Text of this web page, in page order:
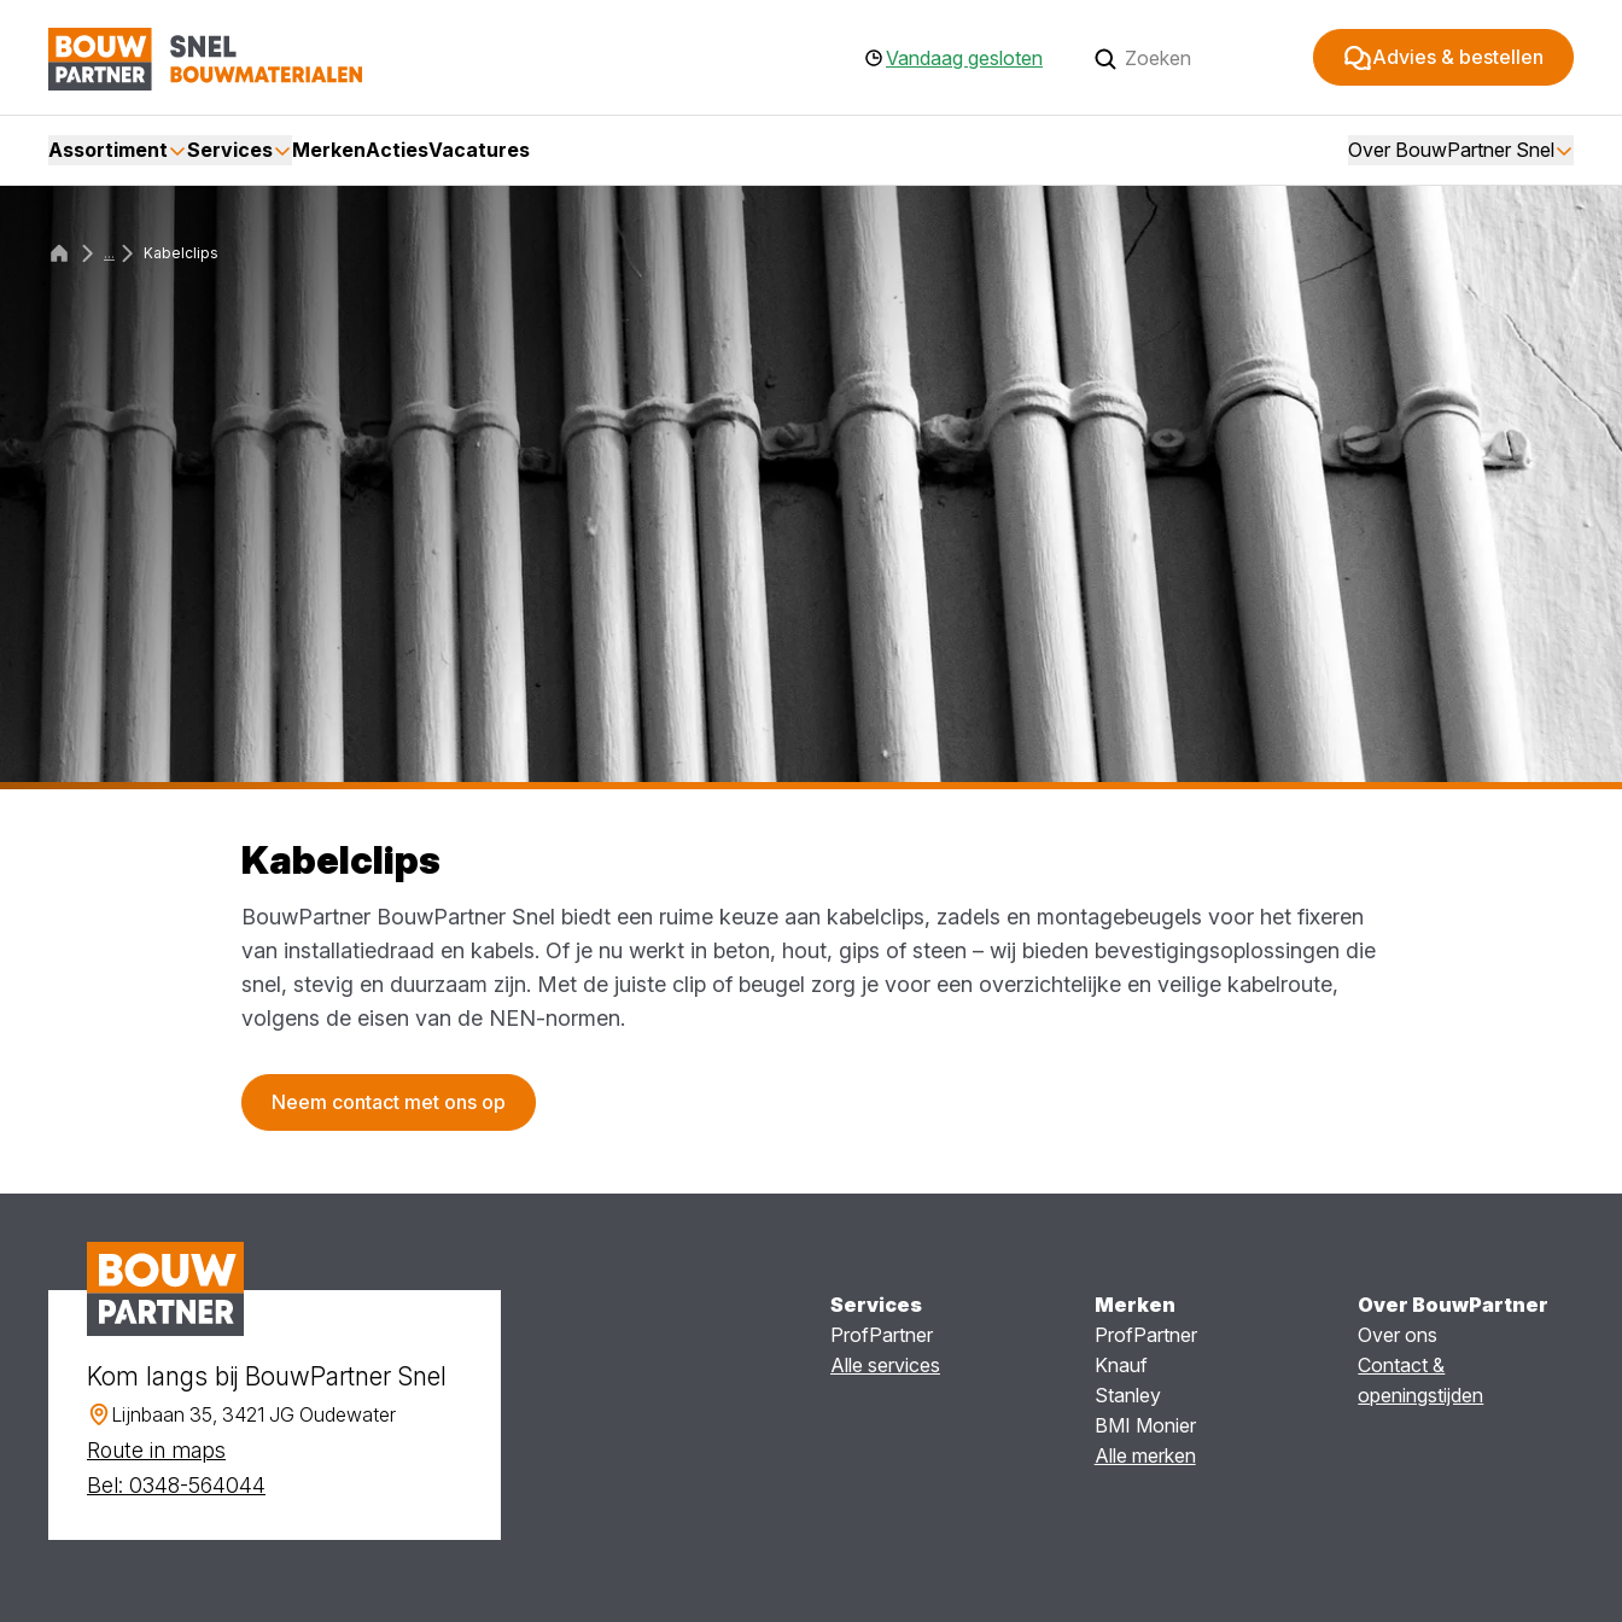
Vandaag gesloten Advies & bestellen
Assortiment Services MerkenActiesVacatures Over BouwPartner Snel
... Kabelclips
Kabelclips
BouwPartner BouwPartner Snel biedt een ruime keuze aan kabelclips, zadels en montagebeugels voor het fixeren
van installatiedraad en kabels. Of je nu werkt in beton, hout, gips of steen – wij bieden bevestigingsoplossingen die
snel, stevig en duurzaam zijn. Met de juiste clip of beugel zorg je voor een overzichtelijke en veilige kabelroute,
volgens de eisen van de NEN-normen.
Neem contact met ons op
Kom langs bij BouwPartner Snel
Lijnbaan 35, 3421 JG Oudewater
Route in maps
Bel: 0348-564044
Services
ProfPartner
Alle services
Merken
ProfPartner
Knauf
Stanley
BMI Monier
Alle merken
Over BouwPartner
Over ons
Contact &
openingstijden